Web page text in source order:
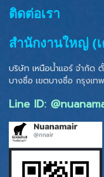
ติดต่อเรา
สำนักงานใหญ่ (
บริษัท เหนือน้ำแอร์ จำกัด
บางซื่อ เขตบางซื่อ กรุงเท
Line ID: